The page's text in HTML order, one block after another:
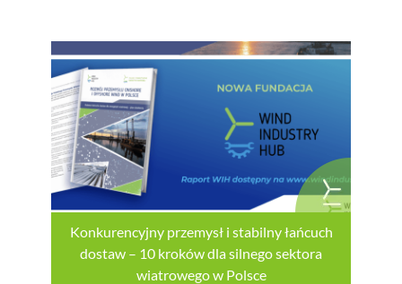
Konkurencyjny przemysł i stabilny łańcuch
dostaw – 10 kroków dla silnego sektora
wiatrowego w Polsce